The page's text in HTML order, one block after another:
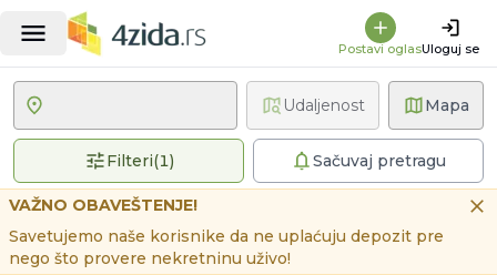
Postavi oglasUloguj se
Mapa
Filteri(1)1 primenjen filterSačuvaj pretragu
Udaljenost
VAŽNO OBAVEŠTENJE!
Savetujemo naše korisnike da ne uplaćuju depozit pre
nego što provere nekretninu uživo!